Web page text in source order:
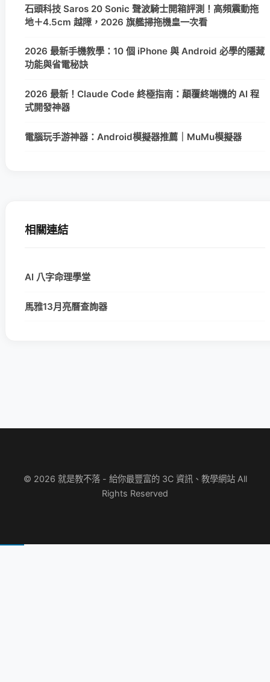
石頭科技 Saros 20 Sonic 聲波騎士開箱評測！高頻震動拖
地＋4.5cm 越障，2026 旗艦掃拖機皇一次看
2026 最新手機教學：10 個 iPhone 與 Android 必學的隱藏
功能與省電秘訣
2026 最新！Claude Code 終極指南：顛覆終端機的 AI 程
式開發神器
電腦玩手游神器：Android模擬器推薦｜MuMu模擬器
相關連結
AI 八字命理學堂
馬雅13月亮曆查詢器
© 2026 就是教不落 - 給你最豐富的 3C 資訊、教學網站 All
Rights Reserved